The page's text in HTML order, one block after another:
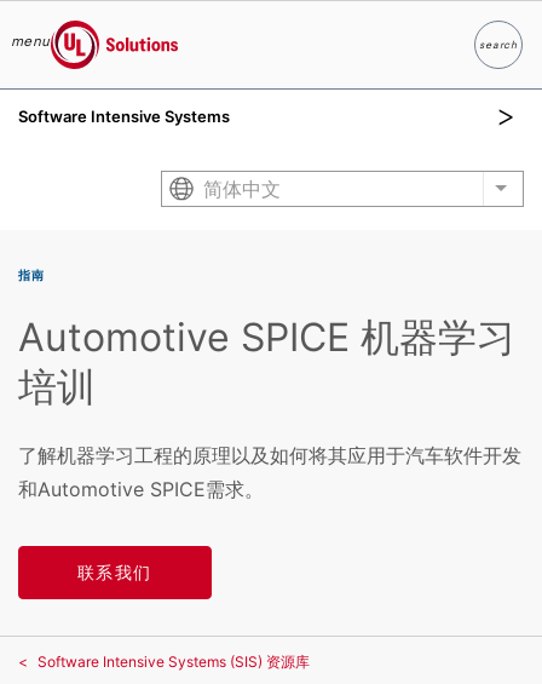
menu
UL Solutions
searchSearch
Software Intensive Systems
简体中文 List
指南
Automotive SPICE 机器学习
培训
了解机器学习工程的原理以及如何将其应用于汽车软件开发
和Automotive SPICE需求。
联系我们
Software Intensive Systems (SIS) 资源库